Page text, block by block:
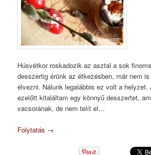
Húsvétkor roskadozik az asztal a sok
desszertig érünk az étkezésben, már nem
élvezni. Nálunk legalábbis ez volt a helyzet.
ezelőtt kitaláltam egy könnyű desszertet,
vacsorának, de nem telít el…
Folytatás →